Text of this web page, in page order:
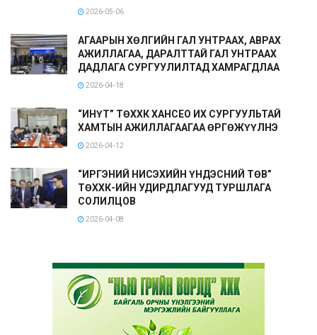
2026-05-06
АГААРЫН ХӨЛГИЙН ГАЛ УНТРААХ, АВРАХ
АЖИЛЛАГАА, ДАРАЛТТАЙ ГАЛ УНТРААХ
ДАДЛАГА СУРГУУЛИЛТАД ХАМРАГДЛАА
2026-04-18
“ИНҮТ” ТӨХХК ХАНСЕО ИХ СУРГУУЛЬТАЙ
ХАМТЫН АЖИЛЛАГААГАА ӨРГӨЖҮҮЛНЭ
2026-04-12
“ИРГЭНИЙ НИСЭХИЙН ҮНДЭСНИЙ ТӨВ”
ТӨХХК-ИЙН УДИРДЛАГУУД ТУРШЛАГА
СОЛИЛЦОВ
2026-04-08